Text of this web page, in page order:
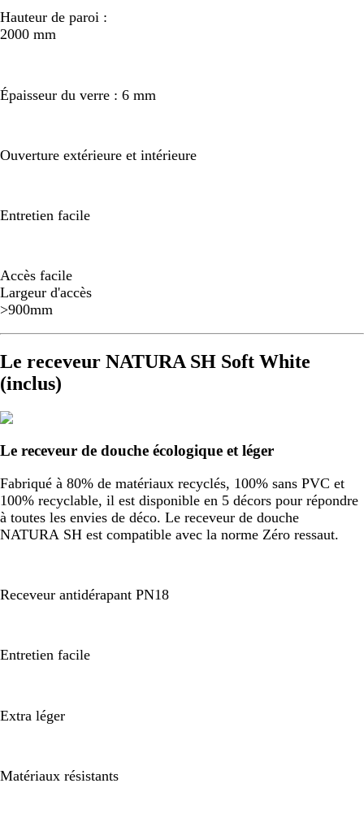
Hauteur de paroi :
2000 mm
Épaisseur du verre : 6 mm
Ouverture extérieure et intérieure
Entretien facile
Accès facile
Largeur d'accès
>900mm
Le receveur NATURA SH Soft White
(inclus)
Le receveur de douche écologique et léger
Fabriqué à 80% de matériaux recyclés, 100% sans PVC et
100% recyclable, il est disponible en 5 décors pour répondre
à toutes les envies de déco. Le receveur de douche
NATURA SH est compatible avec la norme Zéro ressaut.
Receveur antidérapant PN18
Entretien facile
Extra léger
Matériaux résistants